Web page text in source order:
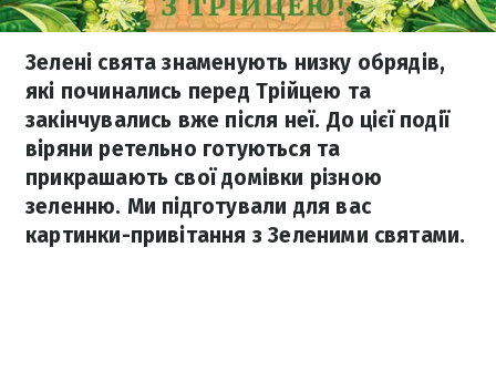
Зелені свята знаменують низку обрядів,
які починались перед Трійцею та
закінчувались вже після неї. До цієї події
віряни ретельно готуються та
прикрашають свої домівки різною
зеленню. Ми підготували для вас
картинки-привітання з Зеленими святами.